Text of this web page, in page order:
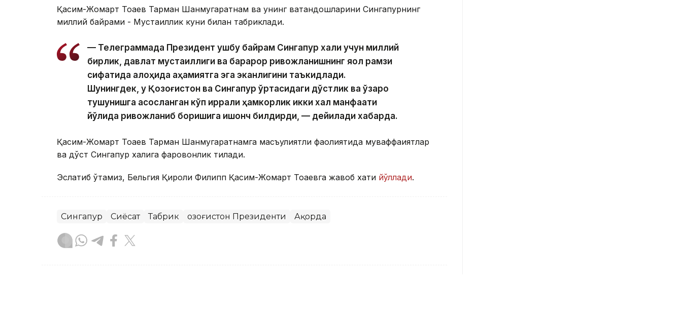
Қасим-Жомарт Тоқаев Тарман Шанмугаратнам ва унинг ватандошларини Сингапурнинг
миллий байрами - Мустақиллик куни билан табриклади.
— Телеграммада Президент ушбу байрам Сингапур халқи учун миллий
бирлик, давлат мустақиллиги ва барқарор ривожланишнинг яққол рамзи
сифатида алоҳида аҳамиятга эга эканлигини таъкидлади.
Шунингдек, у Қозоғистон ва Сингапур ўртасидаги дўстлик ва ўзаро
тушунишга асосланган кўп қиррали ҳамкорлик икки халқ манфаати
йўлида ривожланиб боришига ишонч билдирди, — дейилади хабарда.
Қасим-Жомарт Тоқаев Тарман Шанмугаратнамга масъулиятли фаолиятида муваффақиятлар
ва дўст Сингапур халқига фаровонлик тилади.
Эслатиб ўтамиз, Бельгия Қироли Филипп Қасим-Жомарт Тоқаевга жавоб хати йўллади.
Сингапур Сиёсат Табрик Қозоғистон Президенти Ақорда